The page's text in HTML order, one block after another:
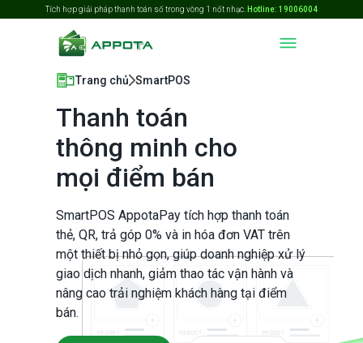
Tích hợp giải pháp thanh toán số trong vòng 1 nốt nhạc. Hotline: 19006004
Trang chủ SmartPOS
Thanh toán
thông minh cho
mọi điểm bán
SmartPOS AppotaPay tích hợp thanh toán
thẻ, QR, trả góp 0% và in hóa đơn VAT trên
một thiết bị nhỏ gọn, giúp doanh nghiệp xử lý
giao dịch nhanh, giảm thao tác vận hành và
nâng cao trải nghiệm khách hàng tại điểm
bán.